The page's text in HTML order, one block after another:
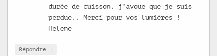
durée de cuisson. j’avoue que je suis
perdue.. Merci pour vos lumières !
Helene
Répondre ↓